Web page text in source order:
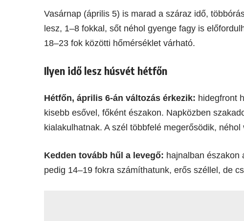
Vasárnap (április 5) is marad a száraz idő,
lesz, 1–8 fokkal, sőt néhol gyenge fagy is
18–23 fok közötti hőmérséklet várható.
Ilyen idő lesz húsvét hétfőn
Hétfőn, április 6-án változás érkezik: hidegfront
kisebb esővel, főként északon. Napközben
kialakulhatnak. A szél többfelé megerősödik,
Kedden tovább hűl a levegő: hajnalban északon
pedig 14–19 fokra számíthatunk, erős széllel, de